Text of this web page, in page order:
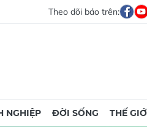
Theo dõi báo trên:
ĐỜI SỐNG THẾ GIỚI